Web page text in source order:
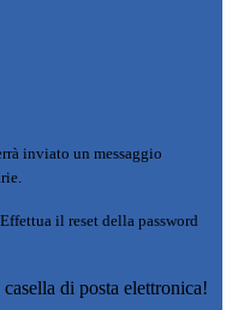
inviato un messaggio
il reset della password
di posta elettronica!